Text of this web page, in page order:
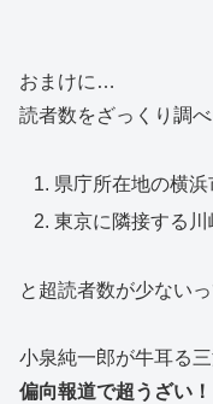
おまけに…
読者数をざっくり調べ
県庁所在地の横
東京に隣接する
と超読者数が少ない
小泉純一郎が牛耳る
偏向報道で超うざい！